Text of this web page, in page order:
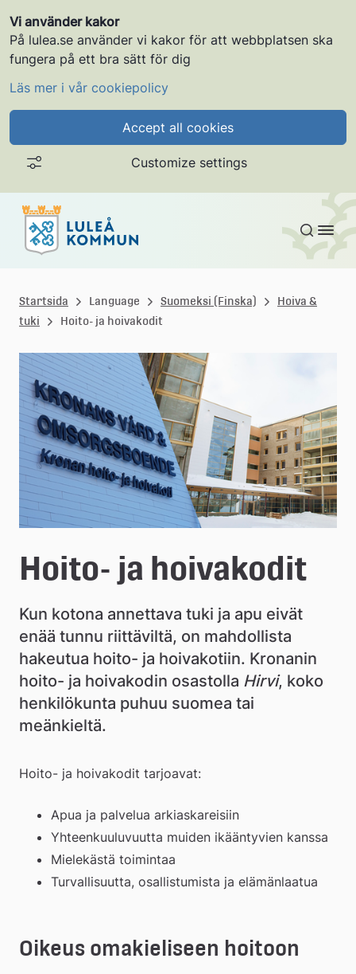
Vi använder kakor
På lulea.se använder vi kakor för att webbplatsen ska
fungera på ett bra sätt för dig
Läs mer i vår cookiepolicy
Accept all cookies
Customize settings
Gå till innehållet
u
l
e
å
k
o
m
m
u
n
Startsida Language Suomeksi (Finska)
Hoiva &
tuki
Hoito- ja hoivakodit
Hoito- ja hoivakodit
Kun kotona annettava tuki ja apu eivät
enää tunnu riittäviltä, on mahdollista
hakeutua hoito- ja hoivakotiin. Kronanin
hoito- ja hoivakodin osastolla Hirvi, koko
henkilökunta puhuu suomea tai
meänkieltä.
Hoito- ja hoivakodit tarjoavat:
Apua ja palvelua arkiaskareisiin
Yhteenkuuluvuutta muiden ikääntyvien kanssa
Mielekästä toimintaa
Turvallisuutta, osallistumista ja elämänlaatua
Oikeus omakieliseen hoitoon